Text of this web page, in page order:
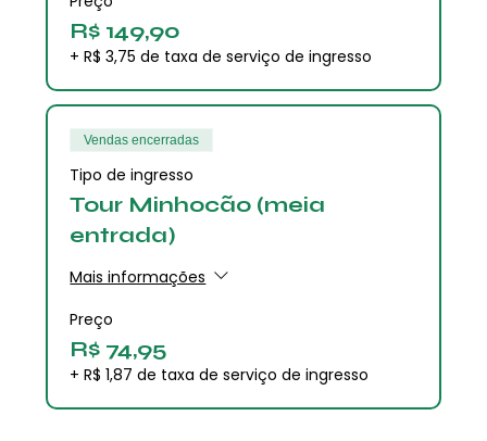
R$ 149,90
+ R$ 3,75 de taxa de serviço de ingresso
Vendas encerradas
Tipo de ingresso
Tour Minhocão (meia
entrada)
Mais informações
Preço
R$ 74,95
+ R$ 1,87 de taxa de serviço de ingresso